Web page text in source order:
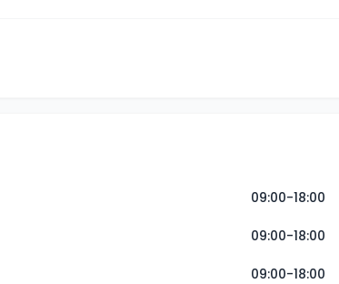
09:00-18:00
09:00-18:00
09:00-18:00